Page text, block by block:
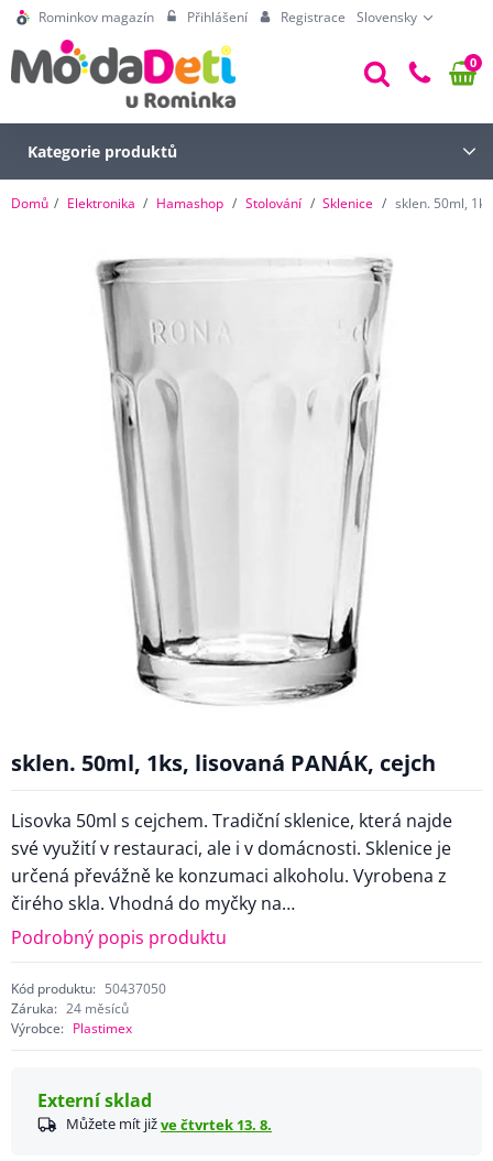
Rominkov magazín Přihlášení Registrace Slovensky
0
Kategorie produktů
Domů Elektronika Hamashop Stolování Sklenice sklen. 50ml,
sklen. 50ml, 1ks, lisovaná PANÁK, cejch
Lisovka 50ml s cejchem. Tradiční sklenice, která najde
své využití v restauraci, ale i v domácnosti. Sklenice je
určená převážně ke konzumaci alkoholu. Vyrobena z
čirého skla. Vhodná do myčky na…
Podrobný popis produktu
Kód produktu: 50437050
Záruka: 24 měsíců
Výrobce: Plastimex
Externí sklad
Můžete mít jižve čtvrtek 13. 8.